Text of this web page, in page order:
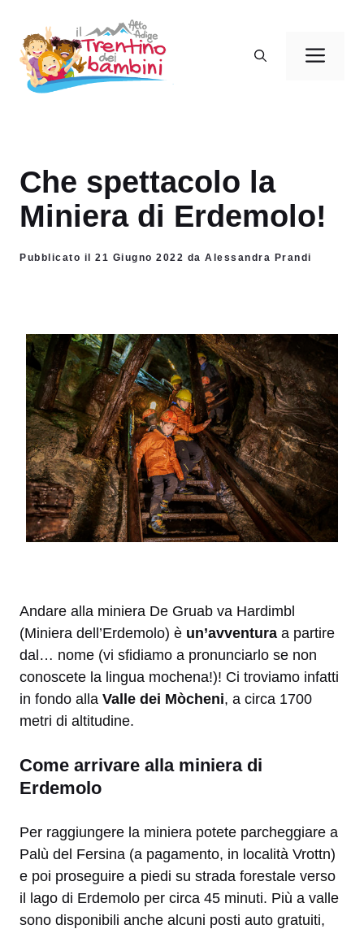
contenuto
Che spettacolo la
Miniera di Erdemolo!
Pubblicato il 21 Giugno 2022 da Alessandra Prandi
Andare alla miniera De Gruab va Hardimbl
(Miniera dell’Erdemolo) è un’avventura a partire
dal… nome (vi sfidiamo a pronunciarlo se non
conoscete la lingua mochena!)! Ci troviamo infatti
in fondo alla Valle dei Mòcheni, a circa 1700
metri di altitudine.
Come arrivare alla miniera di
Erdemolo
Per raggiungere la miniera potete parcheggiare a
Palù del Fersina (a pagamento, in località Vrottn)
e poi proseguire a piedi su strada forestale verso
il lago di Erdemolo per circa 45 minuti. Più a valle
sono disponibili anche alcuni posti auto gratuiti,